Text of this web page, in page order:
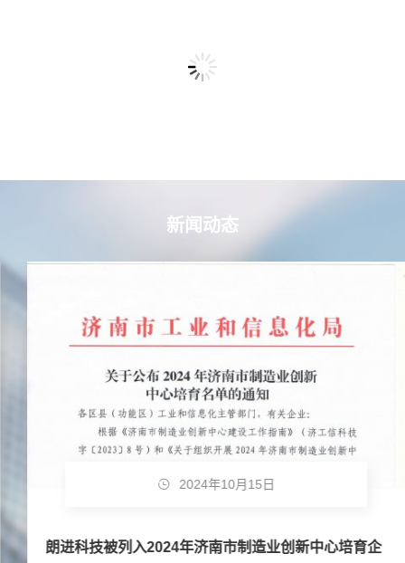
新闻动态
2024年10月15日
朗进科技被列入2024年济南市制造业创新中心培育企